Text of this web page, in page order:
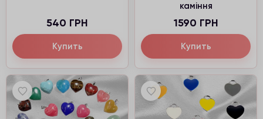
540 ГРН
Купить
каміння
1590 ГРН
Купить